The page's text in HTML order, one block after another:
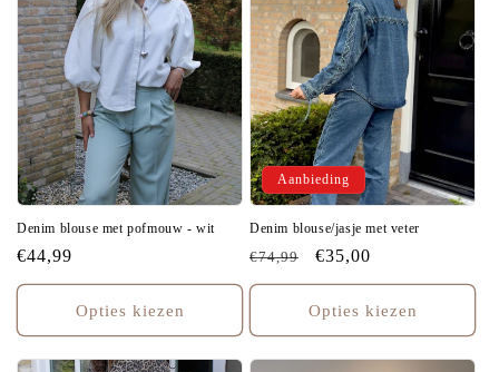
Denim blouse met pofmouw - wit
Normale
prijs
€44,99
Opties kiezen
Aanbieding
Denim blouse/jasje met veter
Normale
prijs
€74,99 Aanbiedingsprijs
€35,00
Opties kiezen